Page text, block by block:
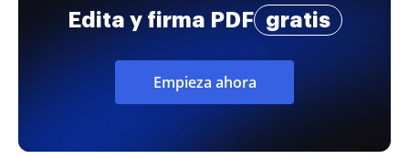
Edita y firma PDF gratis
Empieza ahora